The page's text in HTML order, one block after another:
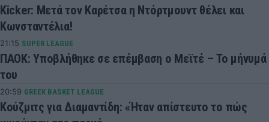
Kicker: Μετά τον Καρέτσα η Ντόρτμουντ θέλει και
Κωνσταντέλια!
21:15 SUPER LEAGUE
ΠΑΟΚ: Υποβλήθηκε σε επέμβαση ο Μεϊτέ – Το μήνυμά
του
20:59 GREEK BASKET LEAGUE
Κούζμιτς για Διαμαντίδη: «Ήταν απίστευτο το πώς